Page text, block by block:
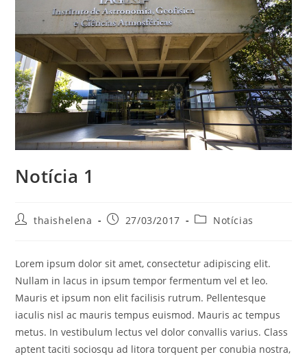
Notícia 1
thaishelena 27/03/2017 Notícias
Lorem ipsum dolor sit amet, consectetur adipiscing elit.
Nullam in lacus in ipsum tempor fermentum vel et leo.
Mauris et ipsum non elit facilisis rutrum. Pellentesque
iaculis nisl ac mauris tempus euismod. Mauris ac tempus
metus. In vestibulum lectus vel dolor convallis varius. Class
aptent taciti sociosqu ad litora torquent per conubia nostra,